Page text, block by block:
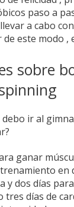
paso a
a cabo
este modo ,
sobre
debo ir al
ganar
en
y dos días
tres días de